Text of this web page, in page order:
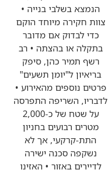
הנמצא בשלבי בנייה •
צוות חקירה מיוחד הוקם
כדי לבדוק אם מדובר
בתקלה או בהצתה • רב
רשף תמיר כהן, סיפק
בריאיון ל"יומן תשעים"
פרטים נוספים מהאירוע •
לדבריו, השריפה התפרסה
על שטח של כ-2,000
מטרים רבועים בחניון
התת-קרקעי, אך לא
נשקפה סכנה ישירה
לדיירים באזור • האזינו